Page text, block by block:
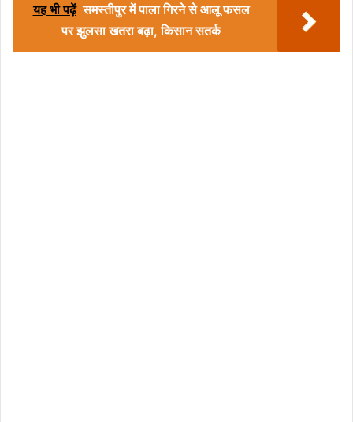
यह भी पढ़ें समस्तीपुर में पाला गिरने से आलू फसल
पर झुलसा खतरा बढ़ा, किसान सतर्क